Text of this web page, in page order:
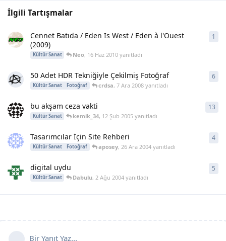
İlgili Tartışmalar
Cennet Batıda / Eden Is West / Eden à l'Ouest
(2009)
Kültür Sanat Neo, 16 Haz 2010 yanıtladı
1
50 Adet HDR Tekniğiyle Çekilmiş Fotoğraf
Kültür Sanat Fotoğraf crdsa, 7 Ara 2008yanıtladı
6
bu akşam ceza vakti
Kültür Sanat kemik_34, 12 Şub 2005 yanıtladı
13
Tasarımcılar İçin Site Rehberi
Kültür Sanat Fotoğraf aposey, 26 Ara 2004yanıtladı
4
digital uydu
Kültür Sanat Dabulu,2 Ağu 2004 yanıtladı
5
Bir Yanıt Yaz...